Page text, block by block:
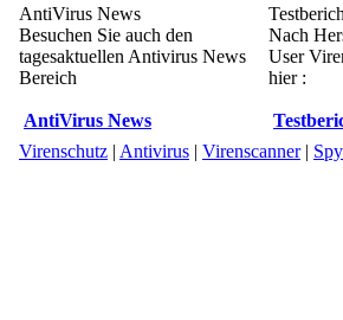
AntiVirus News
Besuchen Sie auch den
tagesaktuellen Antivirus News
Bereich
AntiVirus News
Nach
User
hier :
Virenschutz | Antivirus | Virenscanner|